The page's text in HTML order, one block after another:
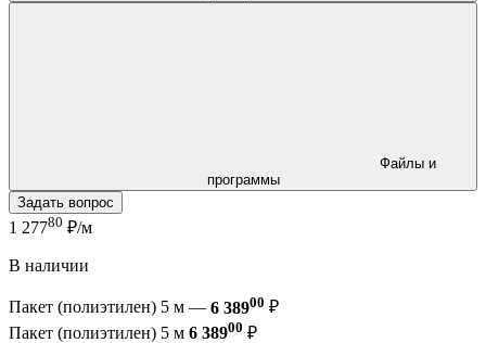
программы
Задать вопрос
1 27780 ₽/м
В наличии
Пакет (полиэтилен) 5 м — 6 38900 ₽
Пакет (полиэтилен) 5 м 6 38900 ₽